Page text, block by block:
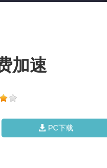
加速
PC下载